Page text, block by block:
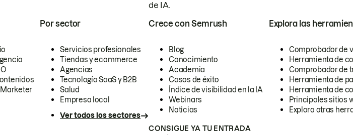
de IA.
Marketer
Por sector
Servicios profesionales
Tiendas y ecommerce
Agencias
Tecnología SaaS y B2B
Salud
Empresa local
Ver todos los sectores
Crece con Semrush
Blog
Conocimiento
Academia
Casos de éxito
Índice de visibilidad en la IA
Webinars
Noticias
Explora las
Comprobador de
Herramienta de
Comprobador de
Herramienta de
Herramienta de
Principales sitios
Explora otras
CONSIGUE YA TU ENTRADA